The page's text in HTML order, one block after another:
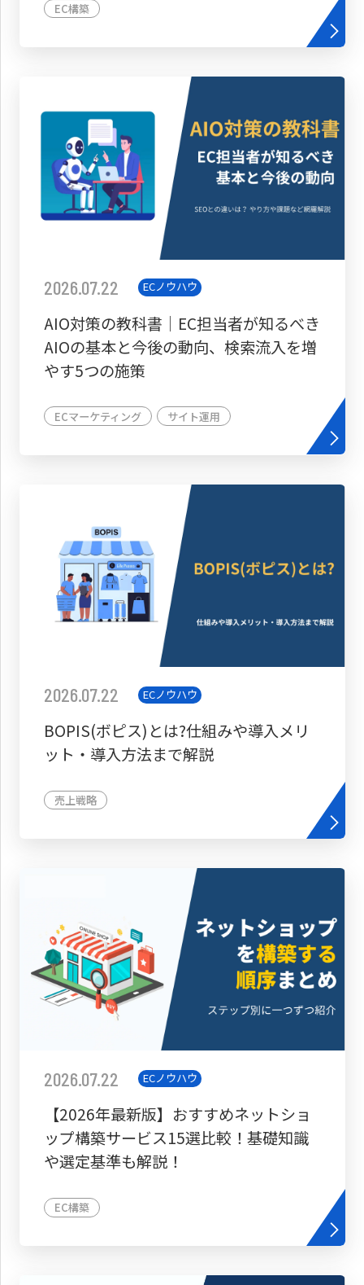
EC構築
2026.07.22 ECノウハウ
AIO対策の教科書│EC担当者が知るべき
AIOの基本と今後の動向、検索流入を増
やす5つの施策
ECマーケティング サイト運用
2026.07.22 ECノウハウ
BOPIS(ボピス)とは?仕組みや導入メリ
ット・導入方法まで解説
売上戦略
2026.07.22 ECノウハウ
【2026年最新版】おすすめネットショ
ップ構築サービス15選比較！基礎知識
や選定基準も解説！
EC構築